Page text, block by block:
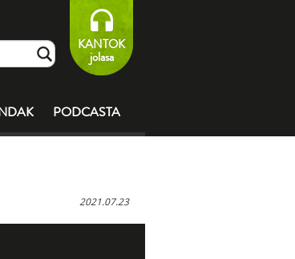
KANTOK
jolasa
PODCASTA
2021.07.23